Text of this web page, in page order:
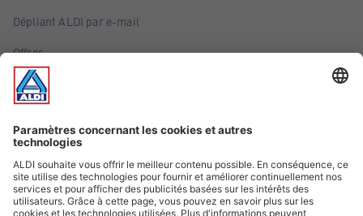
Dépliant ALDI par e-mail
Offres
Infos essentielles
Suivez ALDI Luxembourg